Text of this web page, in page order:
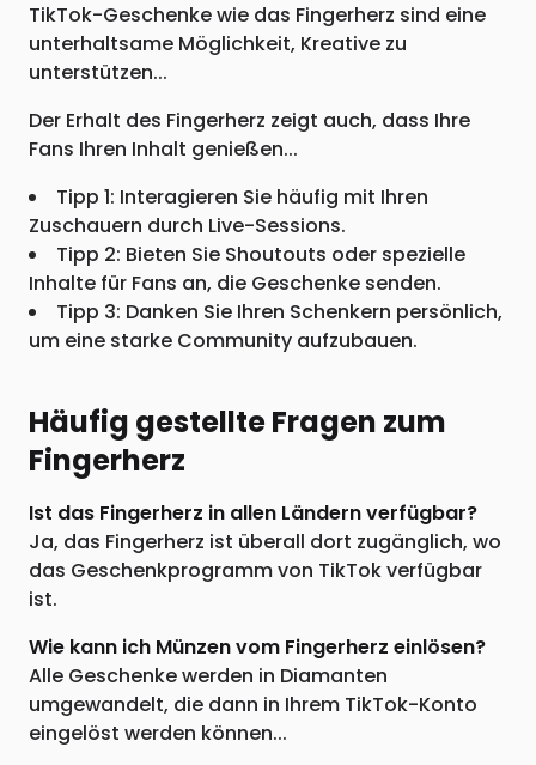
TikTok-Geschenke wie das Fingerherz sind eine
unterhaltsame Möglichkeit, Kreative zu
unterstützen...
Der Erhalt des Fingerherz zeigt auch, dass Ihre
Fans Ihren Inhalt genießen...
Tipp 1: Interagieren Sie häufig mit Ihren
Zuschauern durch Live-Sessions.
Tipp 2: Bieten Sie Shoutouts oder spezielle
Inhalte für Fans an, die Geschenke senden.
Tipp 3: Danken Sie Ihren Schenkern persönlich,
um eine starke Community aufzubauen.
Häufig gestellte Fragen zum
Fingerherz
Ist das Fingerherz in allen Ländern verfügbar?
Ja, das Fingerherz ist überall dort zugänglich, wo
das Geschenkprogramm von TikTok verfügbar
ist.
Wie kann ich Münzen vom Fingerherz einlösen?
Alle Geschenke werden in Diamanten
umgewandelt, die dann in Ihrem TikTok-Konto
eingelöst werden können...